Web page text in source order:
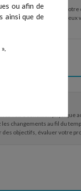
ou afin de
ainsi que de
les niveaux d'énergie de votre
pour planifier au mieux
votre condition physique
les changements au fil du
des objectifs, évaluer votre